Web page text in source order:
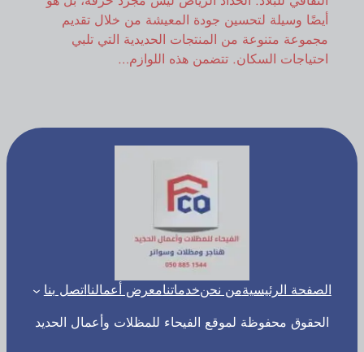
أيضًا وسيلة لتحسين جودة المعيشة من خلال تقديم
مجموعة متنوعة من المنتجات الحديدية التي تلبي
احتياجات السكان. تتضمن هذه اللوازم…
الصفحة الرئيسيةمن نحنخدماتنامعرض أعمالنااتصل بنا
الحقوق محفوظة لموقع الفيحاء للمظلات وأعمال الحديد